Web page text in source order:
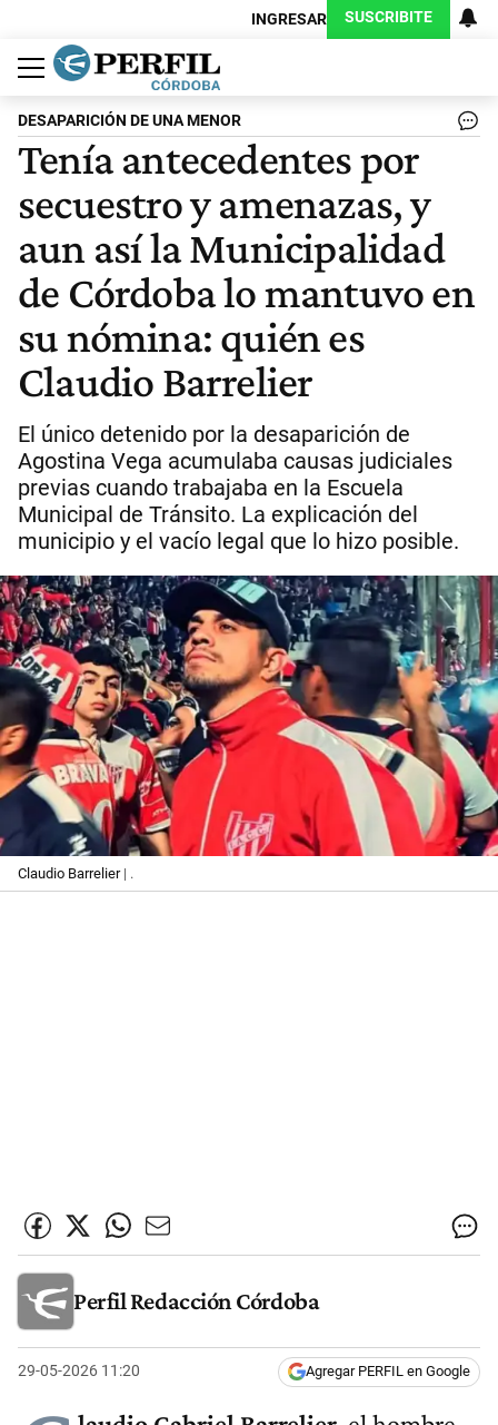
INGRESAR SUSCRIBITE
Política
Economía
Judiciales
Sociedad
Cultura
Espectáculos
Deportes
Protagonistas
DESAPARICIÓN DE UNA MENOR
Tenía antecedentes por
secuestro y amenazas, y
aun así la Municipalidad
de Córdoba lo mantuvo en
su nómina: quién es
Claudio Barrelier
El único detenido por la desaparición de
Agostina Vega acumulaba causas judiciales
previas cuando trabajaba en la Escuela
Municipal de Tránsito. La explicación del
municipio y el vacío legal que lo hizo posible.
Claudio Barrelier| .
Perfil Redacción Córdoba
29-05-2026 11:20 Agregar PERFIL en Google